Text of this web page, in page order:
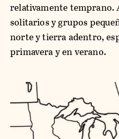
relativamente temprano.
solitarios y grupos
norte y tierra adentro,
primavera y en verano.